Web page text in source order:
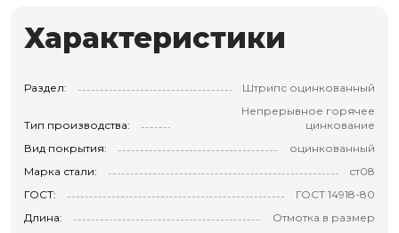
Характеристики
Раздел: Штрипс оцинкованный
Тип производства:
Непрерывное горячее
цинкование
Вид покрытия:
оцинкованный
Марка стали:
ст08
ГОСТ:
ГОСТ 14918-80
Длина:
Отмотка в размер